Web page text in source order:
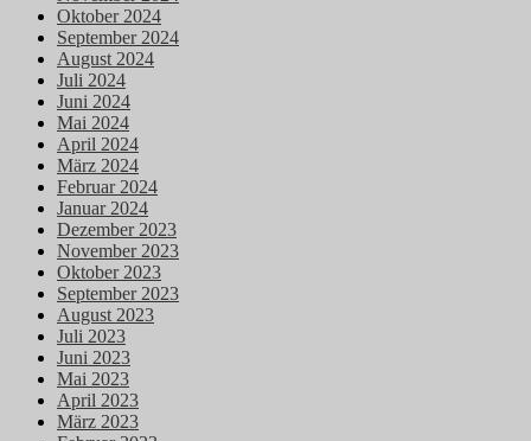
Oktober 2024
September 2024
August 2024
Juli 2024
Juni 2024
Mai 2024
April 2024
März 2024
Februar 2024
Januar 2024
Dezember 2023
November 2023
Oktober 2023
September 2023
August 2023
Juli 2023
Juni 2023
Mai 2023
April 2023
März 2023